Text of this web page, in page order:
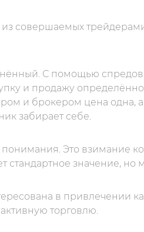
из совершаемых
С помощью
и продажу
и брокером цена одна,
забирает себе.
понимания. Это взимание
значение, но
в привлечении
торговлю.